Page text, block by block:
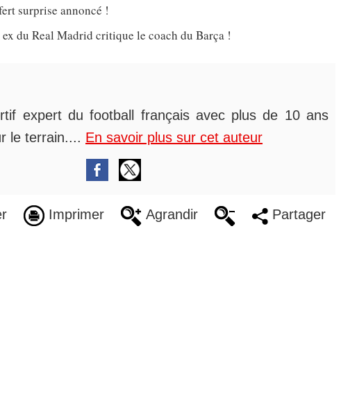
surprise annoncé !
du Real Madrid critique le coach du Barça !
expert du football français avec plus de 10 ans
le terrain.... En savoir plus sur cet auteur
Imprimer Agrandir Partager